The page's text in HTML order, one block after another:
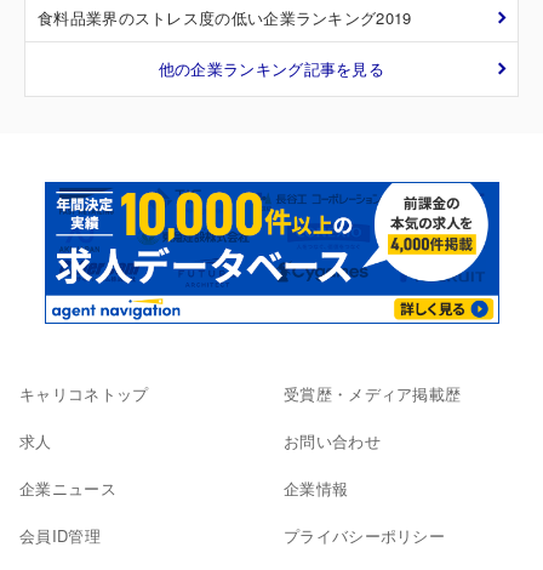
食料品業界のストレス度の低い企業ランキング2019
他の企業ランキング記事を見る
キャリコネトップ
求人
企業ニュース
会員ID管理
受賞歴・メディア掲載歴
お問い合わせ
企業情報
プライバシーポリシー